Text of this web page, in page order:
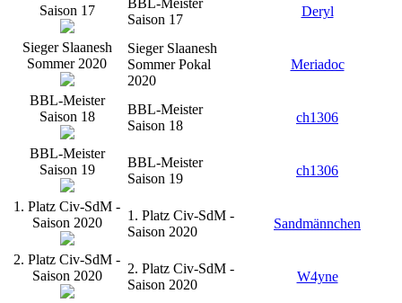
Saison 17
Saison 17
Deryl
Sieger Slaanesh
Sommer 2020
Sieger Slaanesh
Sommer Pokal
2020
Meriadoc
BBL-Meister
Saison 18
BBL-Meister
Saison 18
ch1306
BBL-Meister
Saison 19
BBL-Meister
Saison 19
ch1306
1. Platz Civ-SdM -
Saison 2020
1. Platz Civ-SdM -
Saison 2020
Sandmännchen
2. Platz Civ-SdM -
Saison 2020
2. Platz Civ-SdM -
Saison 2020
W4yne